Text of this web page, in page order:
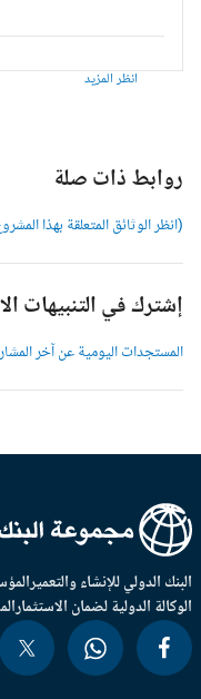
انظر المزيد
روابط ذات صلة
(انظر الوثائق المتعلقة بهذا
إشترك في التنبيهات
المستجدات اليومية عن آخر المشاريع
الدولي للإنشاء والتعميرالمؤسسة
الدولية لضمان الاستثمار